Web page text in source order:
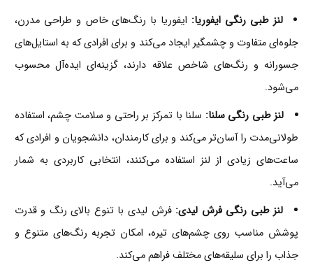
لنز طبی رنگی ایفوریا: ایفوریا با رنگ‌های خاص و طراحی مدرن،
جلوه‌ای متفاوت و چشمگیر ایجاد می‌کند و برای افرادی که به استایل‌های
جسورانه و رنگ‌های شاخص علاقه دارند، گزینه‌ای ایده‌آل محسوب
می‌شود.
لنز طبی رنگی سلنا: سلنا با تمرکز بر راحتی و سلامت چشم، استفاده
طولانی‌مدت را آسان‌تر می‌کند و برای کارمندان، دانشجویان و افرادی که
ساعت‌های زیادی از لنز استفاده می‌کنند، انتخابی کاربردی به شمار
می‌آید.
لنز طبی رنگی فرش لیدی: فرش لیدی با تنوع بالای رنگ و قدرت
پوشش مناسب روی چشم‌های تیره، امکان تجربه رنگ‌های متنوع و
جذاب را برای سلیقه‌های مختلف فراهم می‌کند.